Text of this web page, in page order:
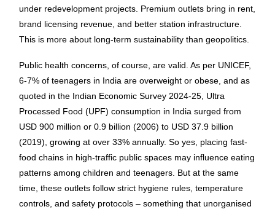
under redevelopment projects. Premium outlets bring in rent,
brand licensing revenue, and better station infrastructure.
This is more about long-term sustainability than geopolitics.
Public health concerns, of course, are valid. As per UNICEF,
6-7% of teenagers in India are overweight or obese, and as
quoted in the Indian Economic Survey 2024-25, Ultra
Processed Food (UPF) consumption in India surged from
USD 900 million or 0.9 billion (2006) to USD 37.9 billion
(2019), growing at over 33% annually. So yes, placing fast-
food chains in high-traffic public spaces may influence eating
patterns among children and teenagers. But at the same
time, these outlets follow strict hygiene rules, temperature
controls, and safety protocols – something that unorganised